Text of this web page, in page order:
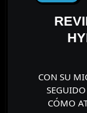
CON SU MICRÓFONO QUADCAST, HYPERX HA
CÓMO